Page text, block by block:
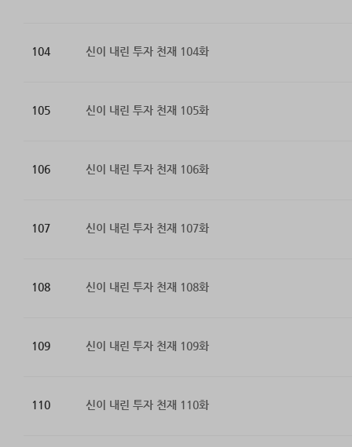
104 신이 내린 투자 천재 104화
105 신이 내린 투자 천재 105화
106 신이 내린 투자 천재 106화
107 신이 내린 투자 천재 107화
108 신이 내린 투자 천재 108화
109 신이 내린 투자 천재 109화
110 신이 내린 투자 천재 110화